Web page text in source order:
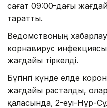
сағат 09:00-дағы
таратты.
Ведомствоның
корнавирус
жағдайы тіркелді.
Бүгінгі күнде елде
жағдайы расталды,
қаласында, 2-еуі-Нұр-